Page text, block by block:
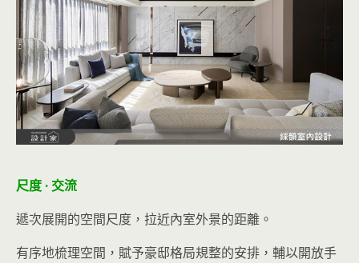
尺度 · 交流
遞次展開的空間尺度，拉近內室外景的距離。
有序地梳理空間，賦予豪邸格局規整的安排，輔以開放手